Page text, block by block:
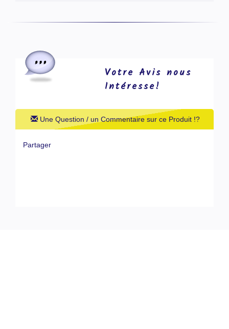
Votre Avis nous
Intéresse!
Une Question / un Commentaire sur ce Produit !?
Partager